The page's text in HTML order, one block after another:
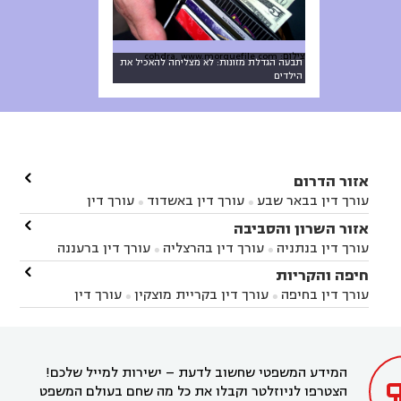
תבעה הגדלת מזונות: לא מצליחה להאכיל את
הילדים
צילום: cohdra, www.morguefile.com
אזור הדרום
עורך דין בבאר שבע  עורך דין באשדוד 
עורך דין
באשקלון
עורך דין בבאר טוביה עורך דין בגן יבנה
עורך דין בניר הבנים עורך דין בערד
זיקים
עורך דין בנתיבות עורך דין בקרית מלאכי

אזור השרון והסביבה
עורך דין בנתניה  עורך דין בהרצליה  עורך דין ברעננה
עורך דין בחדרה עורך דין בכפר סבא
עורך דין בהוד
השרון
עורך דין באבן יהודה
עורך דין בחריש  עורך דין בקיסריה  עורך דין בקדימה

חיפה והקריות
עורך דין בחיפה  עורך דין בקריית מוצקין 
עורך דין
בקרית מוצקין
עורך דין בקריית אתא
עורך דין

המידע המשפטי שחשוב לדעת – ישירות למייל שלכם!
הצטרפו לניוזלטר וקבלו את כל מה שחם בעולם המשפט